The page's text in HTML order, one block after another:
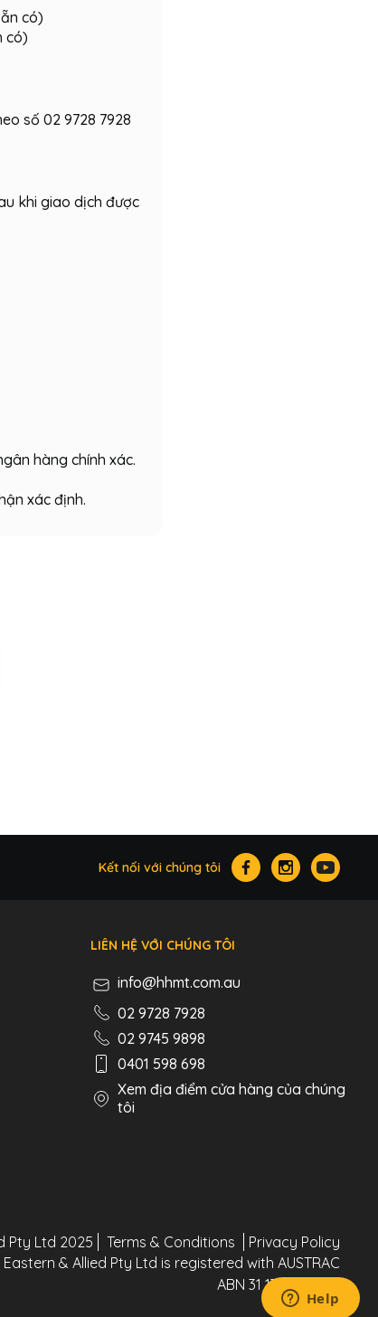
có)
có)
số 02 9728 7928
khi giao dịch được
hàng chính xác.
xác định.
Kết nối với chúng tôi
LIÊN HỆ VỚI CHÚNG TÔI
info@hhmt.com.au
02 9728 7928
02 9745 9898
0401 598 698
Xem địa điểm cửa hàng của chúng
tôi
Pty Ltd 2025 Terms & Conditions
Privacy Policy
Eastern & Allied Pty Ltd is registered with AUSTRAC
ABN 31 130 744 802